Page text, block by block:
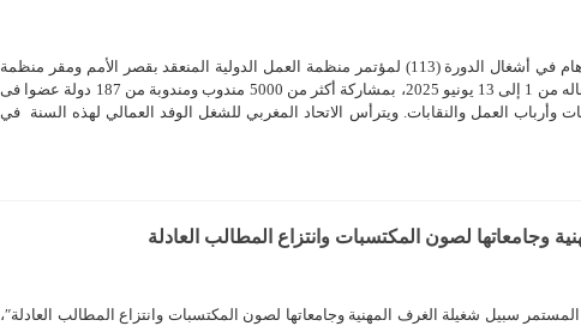
يشارك الاتحاد المغربي للشغل بوفد هام في أشغال الدورة (113) لمؤتمر منظمة العمل الدولية المنعقد بقصر الأمم ومقر منظمة
العمل الدولية بجنيف، والذي تمتد أشغاله من 1 إلى 13 يونيو 2025، بمشاركة أكثر من 5000 مندوب ومندوبة من 187 دولة عضوا فى
وأرباب العمل والنقابات. ويترأس الاتحاد المغربي للشغل الوفد العمالي لهذه السنة في
وجامعاتها لصون المكتسبات وانتزاع المطالب العادلة
سبيل شغيلة الغرف المهنية وجامعاتها لصون المكتسبات وانتزاع المطالب العادلةʺ،